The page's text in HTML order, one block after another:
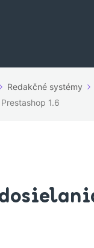
Redakčné systémy
1.6